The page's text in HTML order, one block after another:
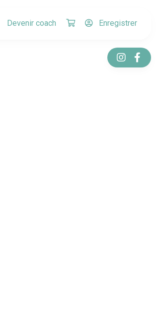
Devenir coach Enregistrer